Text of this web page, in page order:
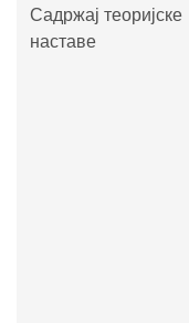
Садржај теоријске
наставе